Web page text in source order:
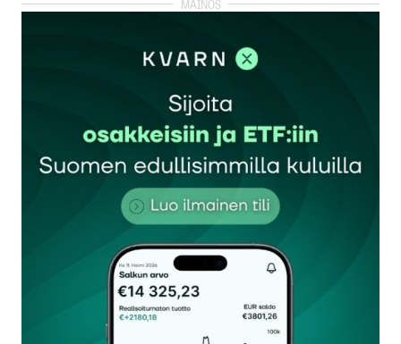
jollekin työnantajalle? Ei se ainakaan minulta
työnantajalle, joka ei ilmiselvästi halua työllistää.
Vastaa
rekisteröityä